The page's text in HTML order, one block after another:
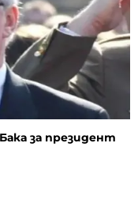
за президент